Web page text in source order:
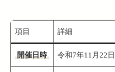
項目 詳細
開催日時 令和7年11月22